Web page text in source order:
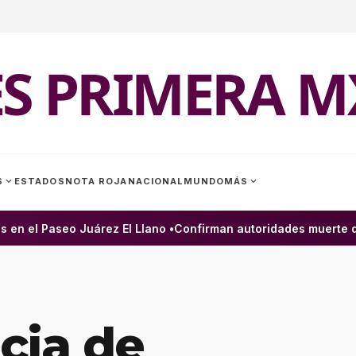
PRIMERA
expand_more ESTADOS NOTA ROJA NACIONAL MUNDOMÁS expand_more
el Paseo Juárez El Llano •Confirman autoridades muerte